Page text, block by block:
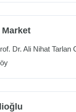
Market
Dr. Ali Nihat Tarlan